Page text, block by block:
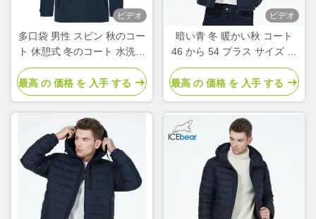
ビデオ
多口袋 男性 スピン 秋のコー
ト 休憩式 冬のコート 水洗い
手洗い
最高 の 価格 を 入手 する
ビデオ
暗い青 冬 暖かい秋 コート
46 から 54 プラス サイズ 秋
ジャケット 顧客の要求
最高 の 価格 を 入手 する